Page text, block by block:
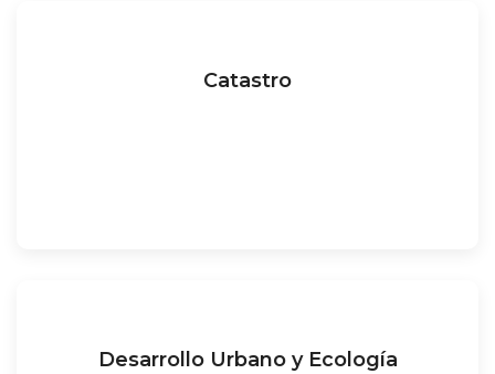
Catastro
Desarrollo Urbano y Ecología